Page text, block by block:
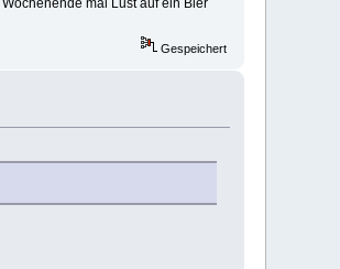
mal Lust auf ein Bier
Gespeichert